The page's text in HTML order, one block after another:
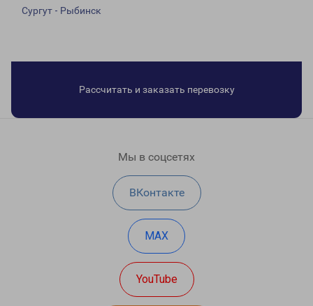
Сургут - Рыбинск
Рассчитать и заказать перевозку
Мы в соцсетях
ВКонтакте
MAX
YouTube